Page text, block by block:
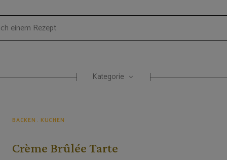
Kategorie
BACKEN KUCHEN
Crème Brûlée Tarte